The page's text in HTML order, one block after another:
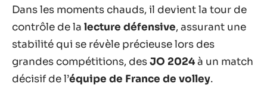
Dans les moments chauds, il devient la tour de
contrôle de la lecture défensive, assurant une
stabilité qui se révèle précieuse lors des
grandes compétitions, desJO 2024à un match
décisif de l’équipe de France de volley.